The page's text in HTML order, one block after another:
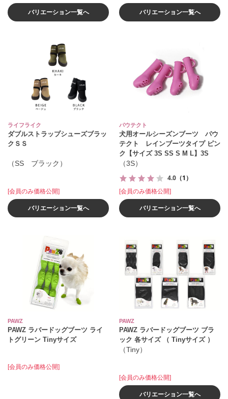
バリエーション一覧へ バリエーション一覧へ
ライフライク
ダブルストラップシューズブラッ
クＳＳ
（SS ブラック）
[会員のみ価格公開]
バリエーション一覧へ
パウテクト
犬用オールシーズンブーツ パウ
テクト レインブーツタイプ ピン
ク【サイズ 3S SS S M L】3S
（3S）
4.0 （1）
[会員のみ価格公開]
バリエーション一覧へ
PAWZ
PAWZ ラバードッグブーツ ライ
トグリーン Tinyサイズ
[会員のみ価格公開]
PAWZ
PAWZ ラバードッグブーツ ブラ
ック 各サイズ （ Tinyサイズ ）
（Tiny）
[会員のみ価格公開]
バリエーション一覧へ